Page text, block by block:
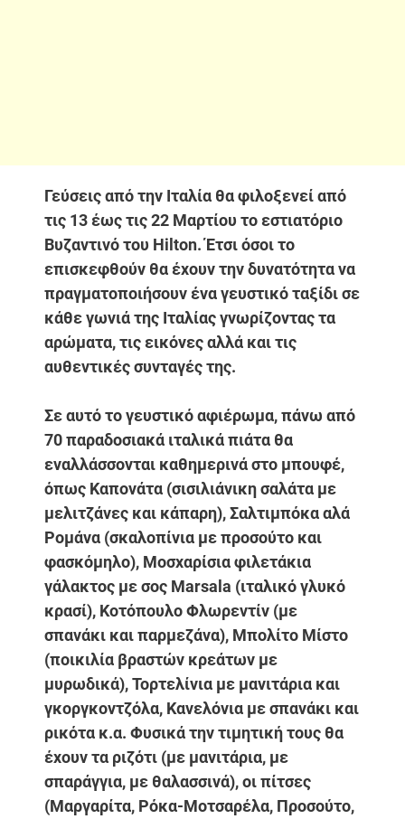
Γεύσεις από την Ιταλία θα φιλοξενεί από
τις 13 έως τις 22 Μαρτίου το εστιατόριο
Βυζαντινό του Hilton. Έτσι όσοι το
επισκεφθούν θα έχουν την δυνατότητα να
πραγματοποιήσουν ένα γευστικό ταξίδι σε
κάθε γωνιά της Ιταλίας γνωρίζοντας τα
αρώματα, τις εικόνες αλλά και τις
αυθεντικές συνταγές της.
Σε αυτό το γευστικό αφιέρωμα, πάνω από
70 παραδοσιακά ιταλικά πιάτα θα
εναλλάσσονται καθημερινά στο μπουφέ,
όπως Καπονάτα (σισιλιάνικη σαλάτα με
μελιτζάνες και κάπαρη), Σαλτιμπόκα αλά
Ρομάνα (σκαλοπίνια με προσούτο και
φασκόμηλο), Μοσχαρίσια φιλετάκια
γάλακτος με σος Marsala (ιταλικό γλυκό
κρασί), Κοτόπουλο Φλωρεντίν (με
σπανάκι και παρμεζάνα), Μπολίτο Μίστο
(ποικιλία βραστών κρεάτων με
μυρωδικά), Τορτελίνια με μανιτάρια και
γκοργκοντζόλα, Κανελόνια με σπανάκι και
ρικότα κ.α. Φυσικά την τιμητική τους θα
έχουν τα ριζότι (με μανιτάρια, με
σπαράγγια, με θαλασσινά), οι πίτσες
(Μαργαρίτα, Ρόκα-Μοτσαρέλα, Προσούτο,